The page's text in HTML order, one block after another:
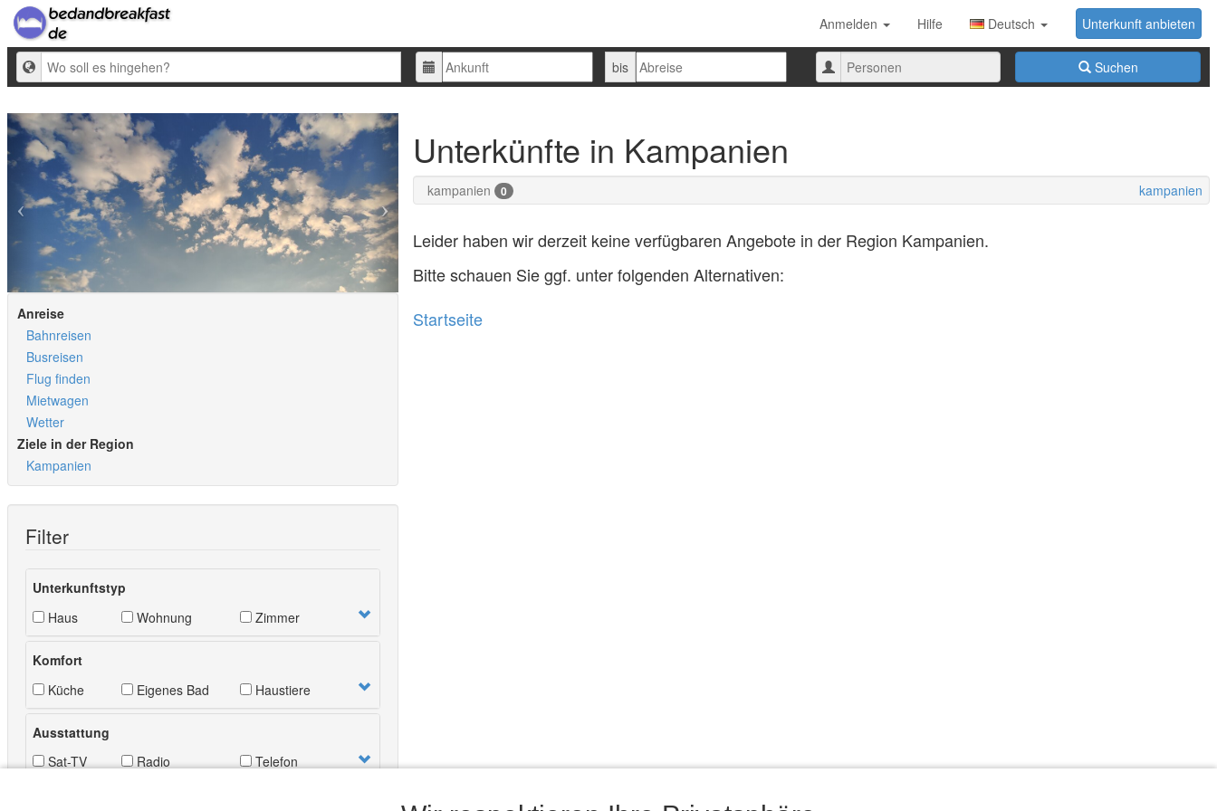
Unterkunft anbieten
Anmelden Hilfe
Deutsch
Ziel
Ankunft Abreise
bis
Anzahl
der
Suchen
Anreise
Bahnreisen
Busreisen
Flug finden
Mietwagen
Wetter
Ziele in der Region
Kampanien
Filter
Unterkunftstyp
Haus
Wohnung Zimmer
Komfort
Küche
Eigenes Bad Haustiere
Ausstattung
Sat-TV
Radio Telefon
Unterkünfte in Kampanien
kampanien 0 kampanien
Leider haben wir derzeit keine verfügbaren Angebote in der Region Kampanien.
Bitte schauen Sie ggf. unter folgenden Alternativen:
Startseite